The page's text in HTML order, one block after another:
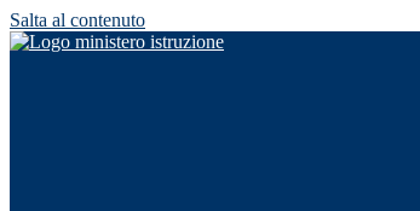
Salta al contenuto